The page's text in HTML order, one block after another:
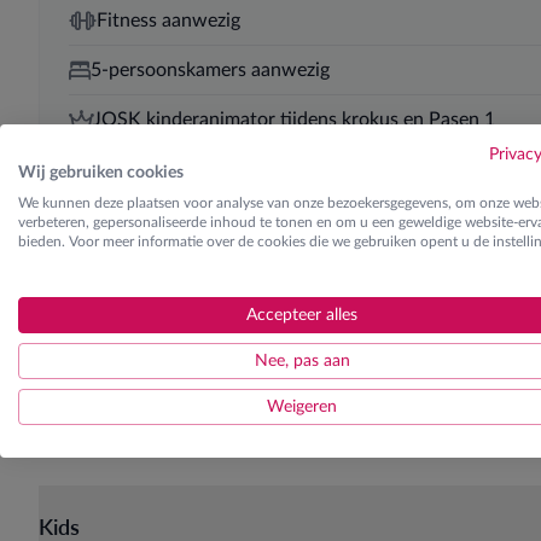
Wij gebruiken cookies
We kunnen deze plaatsen voor analyse van onze bezoekersgegevens, om onze
verbeteren, gepersonaliseerde inhoud te tonen en om u een geweldige website-
bieden. Voor meer informatie over de cookies die we gebruiken opent u de
Accepteer alles
Nee, pas aan
Weigeren
Fitness aanwezig
5-persoonskamers aanwezig
JOSK kinderanimator tijdens krokus en Pasen 1
Genietweek 50+ in maart
3/4e pension
Ontdek de verschillende lesgroepen
Kids